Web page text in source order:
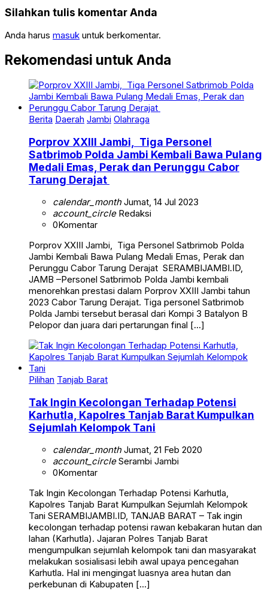
Silahkan tulis komentar Anda
Anda harus masuk untuk berkomentar.
Rekomendasi untuk Anda
Berita Daerah Jambi Olahraga
Porprov XXIII Jambi, Tiga Personel
Satbrimob Polda Jambi Kembali Bawa Pulang
Medali Emas, Perak dan Perunggu Cabor
Tarung Derajat
calendar_monthJumat, 14 Jul 2023
account_circleRedaksi
0Komentar
Porprov XXIII Jambi, Tiga Personel Satbrimob Polda
Jambi Kembali Bawa Pulang Medali Emas, Perak dan
Perunggu Cabor Tarung Derajat SERAMBIJAMBI.ID,
JAMB –Personel Satbrimob Polda Jambi kembali
menorehkan prestasi dalam Porprov XXIII Jambi tahun
2023 Cabor Tarung Derajat. Tiga personel Satbrimob
Polda Jambi tersebut berasal dari Kompi 3 Batalyon B
Pelopor dan juara dari pertarungan final […]
Pilihan Tanjab Barat
Tak Ingin Kecolongan Terhadap Potensi
Karhutla, Kapolres Tanjab Barat Kumpulkan
Sejumlah Kelompok Tani
calendar_monthJumat, 21 Feb 2020
account_circleSerambi Jambi
0Komentar
Tak Ingin Kecolongan Terhadap Potensi Karhutla,
Kapolres Tanjab Barat Kumpulkan Sejumlah Kelompok
Tani SERAMBIJAMBI.ID, TANJAB BARAT – Tak ingin
kecolongan terhadap potensi rawan kebakaran hutan dan
lahan (Karhutla). Jajaran Polres Tanjab Barat
mengumpulkan sejumlah kelompok tani dan masyarakat
melakukan sosialisasi lebih awal upaya pencegahan
Karhutla. Hal ini mengingat luasnya area hutan dan
perkebunan di Kabupaten […]